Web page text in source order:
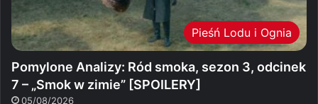
Pieśń Lodu i Ognia
Pomylone Analizy: Ród smoka, sezon 3, odcinek
7 – „Smok w zimie” [SPOILERY]
05/08/2026